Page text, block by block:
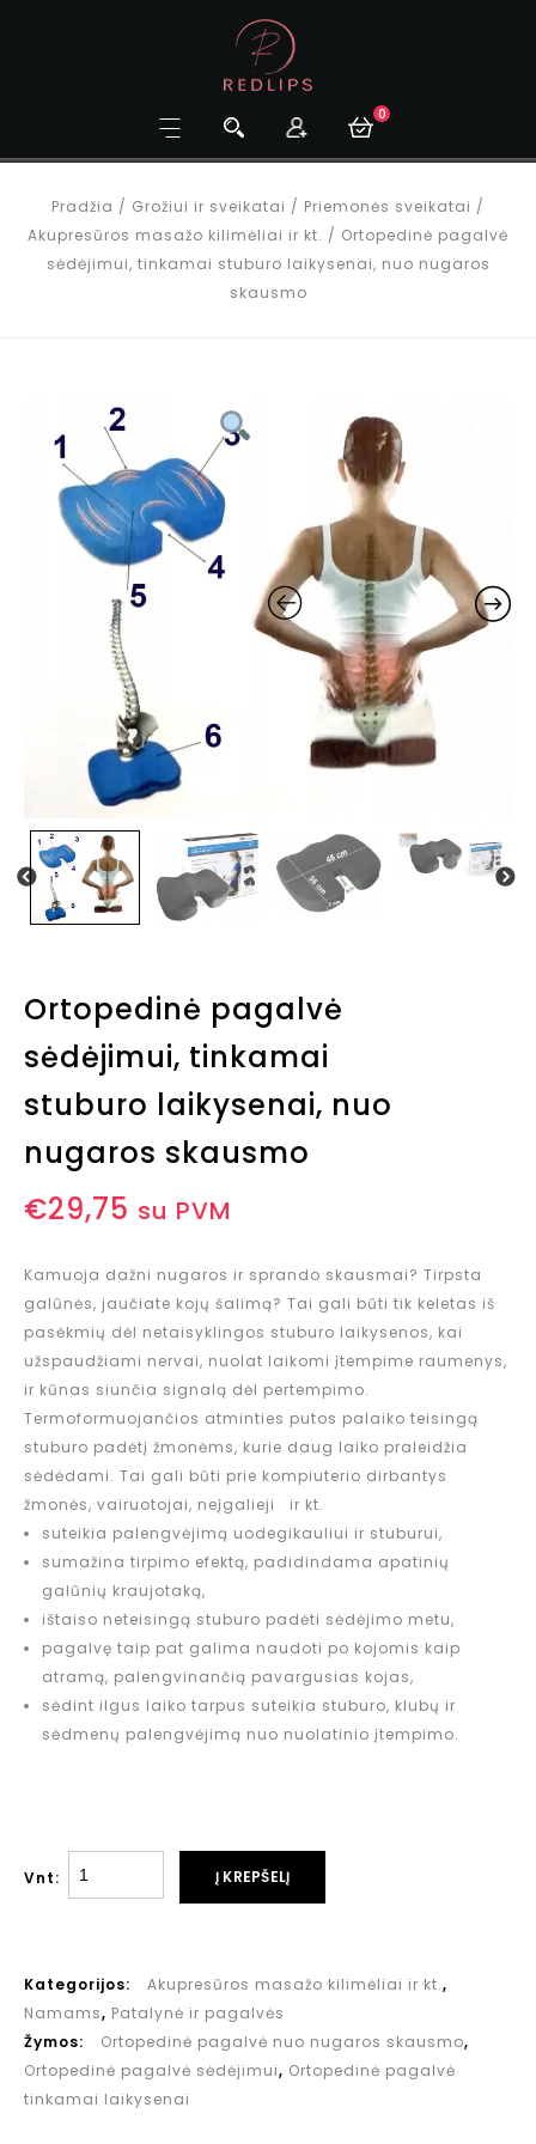
0
Pradžia / Grožiui ir sveikatai / Priemonės sveikatai /
Akupresūros masažo kilimėliai ir kt. / Ortopedinė pagalvė
sėdėjimui, tinkamai stuburo laikysenai, nuo nugaros
skausmo
Ortopedinė pagalvė
sėdėjimui, tinkamai
stuburo laikysenai, nuo
nugaros skausmo
€29,75 su PVM
Kamuoja dažni nugaros ir sprando skausmai? Tirpsta
galūnės, jaučiate kojų šalimą? Tai gali būti tik keletas iš
pasėkmių dėl netaisyklingos stuburo laikysenos, kai
užspaudžiami nervai, nuolat laikomi įtempime raumenys,
ir kūnas siunčia signalą dėl pertempimo.
Termoformuojančios atminties putos palaiko teisingą
stuburo padėtį žmonėms, kurie daug laiko praleidžia
sėdėdami. Tai gali būti prie kompiuterio dirbantys
žmonės, vairuotojai, neįgalieji ir kt.
suteikia palengvėjimą uodegikauliui ir stuburui,
sumažina tirpimo efektą, padidindama apatinių
galūnių kraujotaką,
ištaiso neteisingą stuburo padėti sėdėjimo metu,
pagalvę taip pat galima naudoti po kojomis kaip
atramą, palengvinančią pavargusias kojas,
sėdint ilgus laiko tarpus suteikia stuburo, klubų ir
sėdmenų palengvėjimą nuo nuolatinio įtempimo.
Vnt: Į KREPŠELĮ
Kategorijos: Akupresūros masažo kilimėliai ir kt.,
Namams, Patalynė ir pagalvės
Žymos:
Ortopedinė pagalvė nuo nugaros skausmo,
Ortopedinė pagalvė sėdėjimui, Ortopedinė pagalvė
tinkamai laikysenai